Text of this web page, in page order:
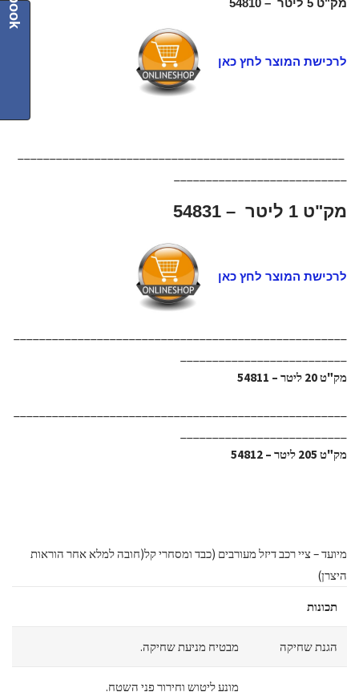
מק"ט 5 ליטר – 54810
לרכישת המוצר לחץ כאן
מק"ט 1 ליטר – 54831
לרכישת המוצר לחץ כאן
מק"ט 20 ליטר – 54811
מק"ט 205 ליטר – 54812
מיועד – ציי רכב דיזל מעורבים (כבד ומסחרי קל(חובה למלא אחר הוראות
היצרן)
תכונות
הגנת שחיקה מבטיח מניעת שחיקה.
מונע ליטוש וחירור פני השטח.